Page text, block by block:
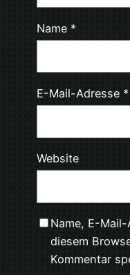
Name *
E-Mail-Adresse *
Website
Name, E-
diesem
Kommentar